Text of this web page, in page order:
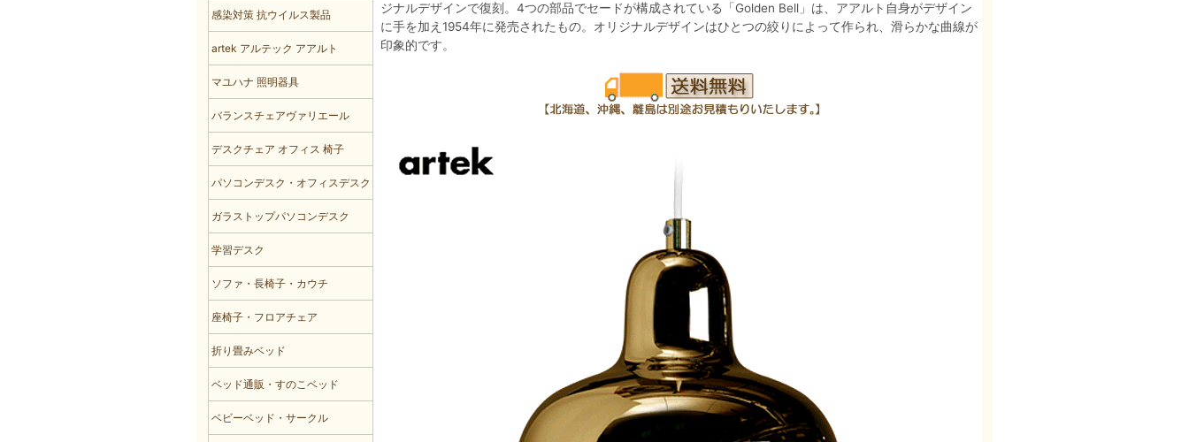
ジナルデザインで復刻。4つの部品でセードが構成されている「Golden Bell」は、アアルト自身がデザイン
に手を加え1954年に発売されたもの。オリジナルデザインはひとつの絞りによって作られ、滑らかな曲線が
印象的です。
感染対策 抗ウイルス製品
artek アルテック アアルト
マユハナ 照明器具
バランスチェアヴァリエール
デスクチェア オフィス 椅子
パソコンデスク・オフィスデスク
ガラストップパソコンデスク
学習デスク
ソファ・長椅子・カウチ
座椅子・フロアチェア
折り畳みベッド
ベッド通販・すのこベッド
ベビーベッド・サークル